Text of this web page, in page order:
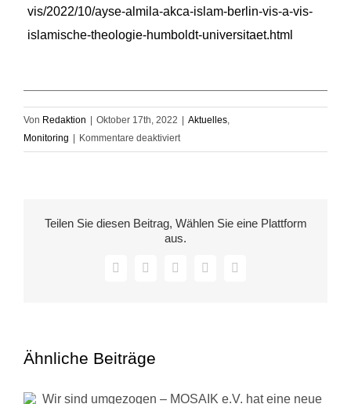
vis/2022/10/ayse-almila-akca-islam-berlin-vis-a-vis-
islamische-theologie-humboldt-universitaet.html
Von Redaktion | Oktober 17th, 2022 | Aktuelles
Monitoring | Kommentare deaktiviertfür
Monitoring
–
14.10.2022
Teilen Sie diesen Beitrag, Wählen Sie eine Plattform
aus.
Facebook
X LinkedInWhatsApp
E-
Ähnliche Beiträge